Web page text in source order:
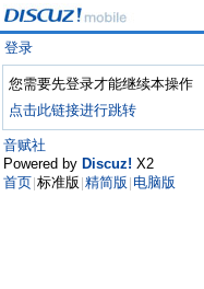
登录
您需要先登录才能继续本操作
点击此链接进行跳转
音赋社
Powered by Discuz! X2
首页 标准版 精简版 电脑版